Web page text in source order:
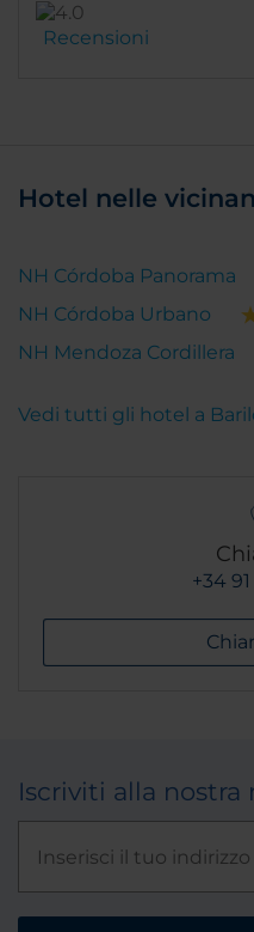
Recensioni
Hotel nelle
NH Córdoba Panorama
NH Córdoba Urbano
NH Mendoza Cordillera
Vedi tutti gli hotel a
+34
Iscriviti alla nostra